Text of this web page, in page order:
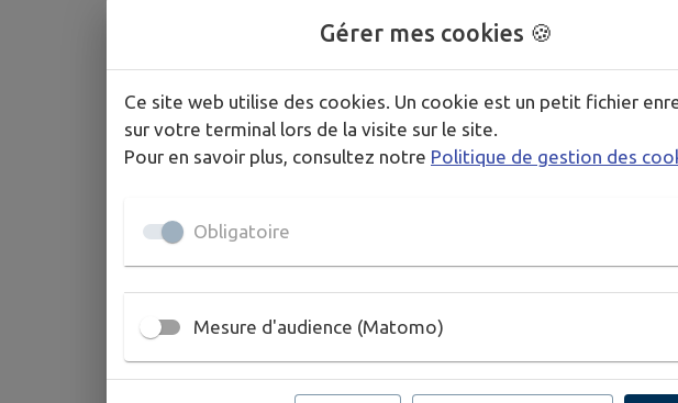
Bel été à tous.Gérer mes cookies 🍪
Ce site web utilise des cookies. Un cookie est un petit fichier
sur votre terminal lors de la visite sur le site.
Pour en savoir plus, consultez notre Politique de gestion des
Obligatoire
Mesure d'audience (Matomo)